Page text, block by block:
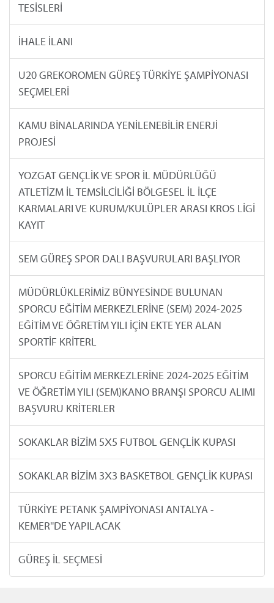
TESİSLERİ
İHALE İLANI
U20 GREKOROMEN GÜREŞ TÜRKİYE ŞAMPİYONASI
SEÇMELERİ
KAMU BİNALARINDA YENİLENEBİLİR ENERJİ
PROJESİ
YOZGAT GENÇLİK VE SPOR İL MÜDÜRLÜĞÜ
ATLETİZM İL TEMSİLCİLİĞİ BÖLGESEL İL İLÇE
KARMALARI VE KURUM/KULÜPLER ARASI KROS LİGİ
KAYIT
SEM GÜREŞ SPOR DALI BAŞVURULARI BAŞLIYOR
MÜDÜRLÜKLERİMİZ BÜNYESİNDE BULUNAN
SPORCU EĞİTİM MERKEZLERİNE (SEM) 2024-2025
EĞİTİM VE ÖĞRETİM YILI İÇİN EKTE YER ALAN
SPORTİF KRİTERL
SPORCU EĞİTİM MERKEZLERİNE 2024-2025 EĞİTİM
VE ÖĞRETİM YILI (SEM)KANO BRANŞI SPORCU ALIMI
BAŞVURU KRİTERLER
SOKAKLAR BİZİM 5X5 FUTBOL GENÇLİK KUPASI
SOKAKLAR BİZİM 3X3 BASKETBOL GENÇLİK KUPASI
TÜRKİYE PETANK ŞAMPİYONASI ANTALYA -
KEMER''DE YAPILACAK
GÜREŞ İL SEÇMESİ